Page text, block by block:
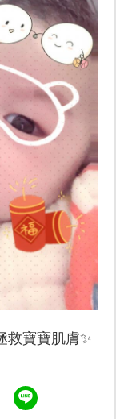
救寶寶肌膚✨